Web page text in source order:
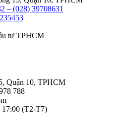
– (028) 39708631
tư TPHCM
Quận 10, TPHCM
788
17:00 (T2-T7)